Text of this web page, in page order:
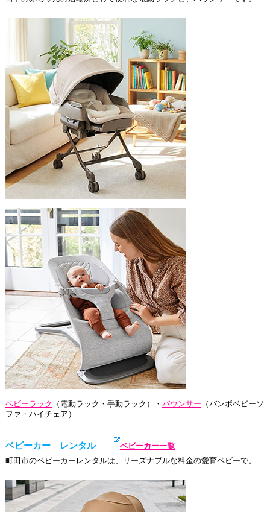
ベビーラック （電動ラック・手動ラック）・ バウンサー （バンボベビーソ
ファ・ハイチェア）
ベビーカー レンタル
ベビーカー一覧
町田市のベビーカーレンタルは、リーズナブルな料金の愛育ベビーで。